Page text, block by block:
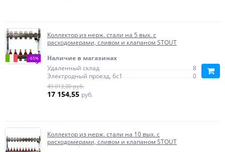
-65%
Коллектор из нерж. стали на 5 вых. с
расходомерами, сливом и клапаном STOUT
Наличие в магазинах
Удаленный склад
8
Электродный проезд, 6с1
0
49 013,00 руб.
17 154,55 руб.
Коллектор из нерж. стали на 10 вых. с
расходомерами, сливом и клапаном STOUT